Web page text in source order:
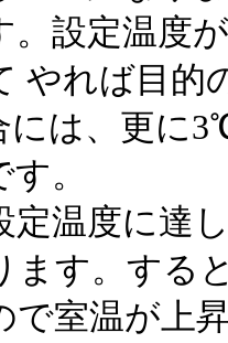
。設定温度
やれば目的
は、更に
。
温度に達
ます。する
で室温が上